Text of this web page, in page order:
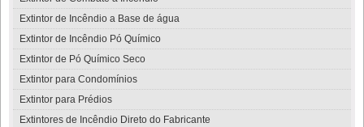
Extintor de Incêndio a Base de água
Extintor de Incêndio Pó Químico
Extintor de Pó Químico Seco
Extintor para Condomínios
Extintor para Prédios
Extintores de Incêndio Direto do Fabricante